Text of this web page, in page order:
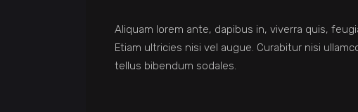
Aliquam lorem ante, dapibus in, viverra quis,
Etiam ultricies nisi vel augue. Curabitur nisi
tellus bibendum sodales.